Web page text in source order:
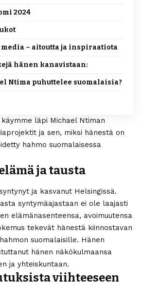
2024
– aitoutta ja inspiraatiota
hänen kanavistaan:
Ntima puhuttelee suomalaisia?
läpi Michael Ntiman
ja sen, miksi hänestä on
hahmo suomalaisessa
ja tausta
ja kasvanut Helsingissä.
syntymäajastaan ei ole laajasti
elämänasenteensa, avoimuutensa
tekevät hänestä kiinnostavan
suomalaisille. Hänen
hänen näkökulmaansa
ja yhteiskuntaan.
viihteeseen